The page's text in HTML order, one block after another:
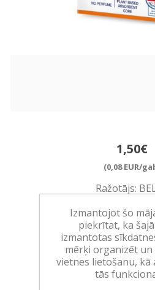
1,50€
(0,08 EUR/
Ražotājs:
Pieejamība:>10
Art.:
EAN:
Iepakojumā:
Izmantojot šo
piekrītat, ka
izmantotas
mērķi organizēt
vietnes lietošanu,
tās